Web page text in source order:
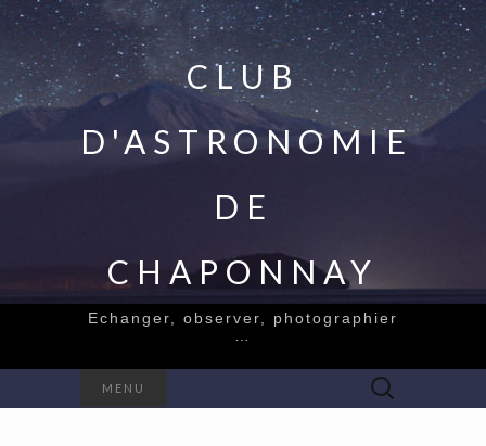
CLUB
D'ASTRONOMIE
DE
CHAPONNAY
Echanger, observer, photographier
MENU Rechercher :